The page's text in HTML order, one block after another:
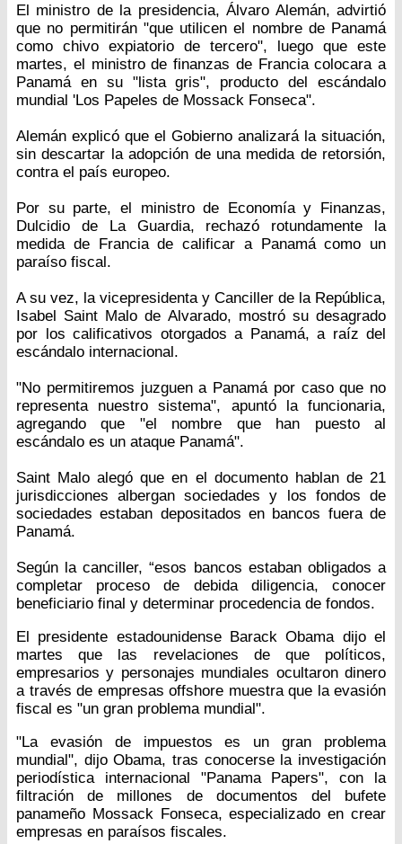
El ministro de la presidencia, Álvaro Alemán, advirtió
que no permitirán "que utilicen el nombre de Panamá
como chivo expiatorio de tercero", luego que este
martes, el ministro de finanzas de Francia colocara a
Panamá en su "lista gris", producto del escándalo
mundial 'Los Papeles de Mossack Fonseca".
Alemán explicó que el Gobierno analizará la situación,
sin descartar la adopción de una medida de retorsión,
contra el país europeo.
Por su parte, el ministro de Economía y Finanzas,
Dulcidio de La Guardia, rechazó rotundamente la
medida de Francia de calificar a Panamá como un
paraíso fiscal.
A su vez, la vicepresidenta y Canciller de la República,
Isabel Saint Malo de Alvarado, mostró su desagrado
por los calificativos otorgados a Panamá, a raíz del
escándalo internacional.
"No permitiremos juzguen a Panamá por caso que no
representa nuestro sistema", apuntó la funcionaria,
agregando que "el nombre que han puesto al
escándalo es un ataque Panamá".
Saint Malo alegó que en el documento hablan de 21
jurisdicciones albergan sociedades y los fondos de
sociedades estaban depositados en bancos fuera de
Panamá.
Según la canciller, “esos bancos estaban obligados a
completar proceso de debida diligencia, conocer
beneficiario final y determinar procedencia de fondos.
El presidente estadounidense Barack Obama dijo el
martes que las revelaciones de que políticos,
empresarios y personajes mundiales ocultaron dinero
a través de empresas offshore muestra que la evasión
fiscal es "un gran problema mundial".
"La evasión de impuestos es un gran problema
mundial", dijo Obama, tras conocerse la investigación
periodística internacional "Panama Papers", con la
filtración de millones de documentos del bufete
panameño Mossack Fonseca, especializado en crear
empresas en paraísos fiscales.